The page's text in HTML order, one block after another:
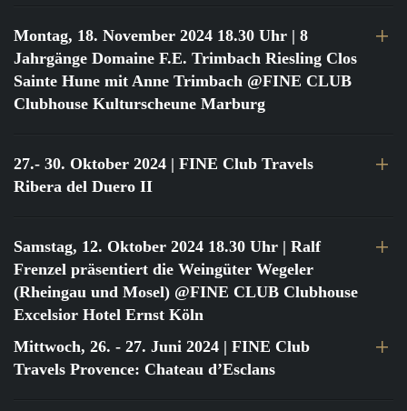
Montag, 18. November 2024 18.30 Uhr | 8
Jahrgänge Domaine F.E. Trimbach Riesling Clos
Sainte Hune mit Anne Trimbach @FINE CLUB
Clubhouse Kulturscheune Marburg
27.- 30. Oktober 2024 | FINE Club Travels
Ribera del Duero II
Samstag, 12. Oktober 2024 18.30 Uhr | Ralf
Frenzel präsentiert die Weingüter Wegeler
(Rheingau und Mosel) @FINE CLUB Clubhouse
Excelsior Hotel Ernst Köln
Mittwoch, 26. - 27. Juni 2024 | FINE Club
Travels Provence: Chateau d’Esclans